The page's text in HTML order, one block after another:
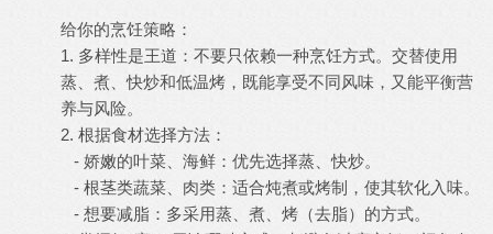
给你的烹饪策略：
1. 多样性是王道：不要只依赖一种烹饪方式。交替使用
蒸、煮、快炒和低温烤，既能享受不同风味，又能平衡营
养与风险。
2. 根据食材选择方法：
- 娇嫩的叶菜、海鲜：优先选择蒸、快炒。
- 根茎类蔬菜、肉类：适合炖煮或烤制，使其软化入味。
- 想要减脂：多采用蒸、煮、烤（去脂）的方式。